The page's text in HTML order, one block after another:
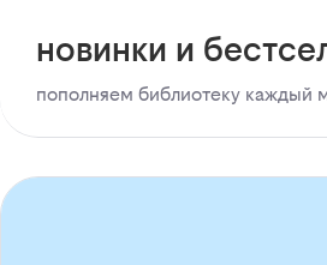
новинки и
пополняем библиотеку каждый